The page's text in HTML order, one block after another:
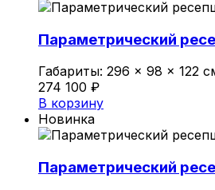
0
Обзор корзины
В корзине нет товаров.
Параметрический
Габариты: 296 × 98 × 122
274 100 ₽
В корзину
Новинка
Параметрический